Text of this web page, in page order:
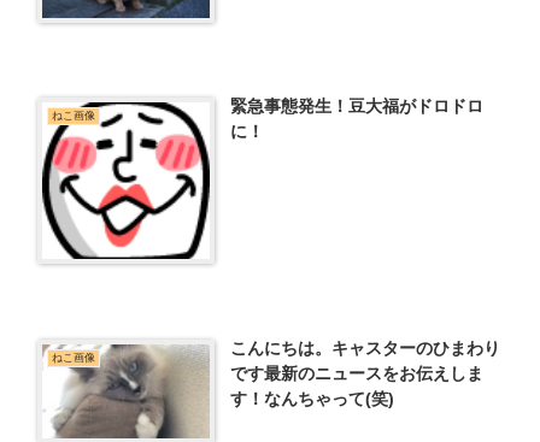
ねこ画像
緊急事態発生！豆大福がドロドロ
に！
ねこ画像
こんにちは。キャスターのひまわり
です最新のニュースをお伝えしま
す！なんちゃって(笑)